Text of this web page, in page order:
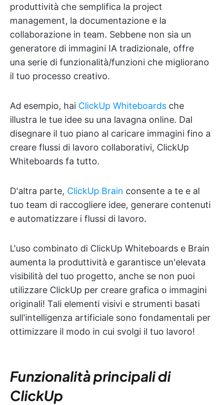
produttività che semplifica la project
management, la documentazione e la
collaborazione in team. Sebbene non sia un
generatore di immagini IA tradizionale, offre
una serie di funzionalità/funzioni che migliorano
il tuo processo creativo.
Ad esempio, hai ClickUp Whiteboards che
illustra le tue idee su una lavagna online. Dal
disegnare il tuo piano al caricare immagini fino a
creare flussi di lavoro collaborativi, ClickUp
Whiteboards fa tutto.
D'altra parte, ClickUp Brain consente a te e al
tuo team di raccogliere idee, generare contenuti
e automatizzare i flussi di lavoro.
L'uso combinato di ClickUp Whiteboards e Brain
aumenta la produttività e garantisce un'elevata
visibilità del tuo progetto, anche se non puoi
utilizzare ClickUp per creare grafica o immagini
originali! Tali elementi visivi e strumenti basati
sull'intelligenza artificiale sono fondamentali per
ottimizzare il modo in cui svolgi il tuo lavoro!
Funzionalità principali di
ClickUp